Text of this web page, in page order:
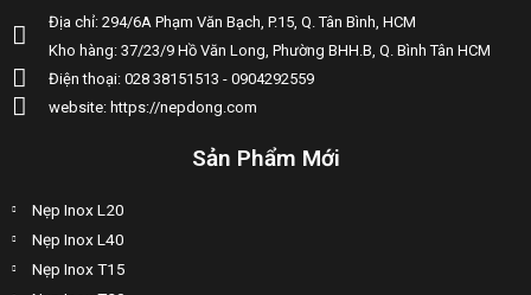
Địa chỉ: 294/6A Phạm Văn Bạch, P.15, Q. Tân Bình, HCM
Kho hàng: 37/23/9 Hồ Văn Long, Phường BHH.B, Q. Bình Tân HCM
Điện thoại: 028 38151513 - 0904292559
website: https://nepdong.com
Sản Phẩm Mới
Nẹp Inox L20
Nẹp Inox L40
Nẹp Inox T15